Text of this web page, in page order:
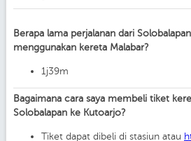
Berapa lama perjalanan dari
menggunakan kereta Malabar?
1j39m
Bagaimana cara saya membeli tiket
Solobalapan ke Kutoarjo?
Tiket dapat dibeli di stasiun atau